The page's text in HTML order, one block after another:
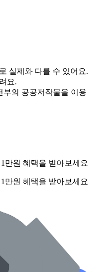
실제와 다를 수 있어요.
요.
부의 공공저작물을 이용
만원 혜택을 받아보세요
만원 혜택을 받아보세요